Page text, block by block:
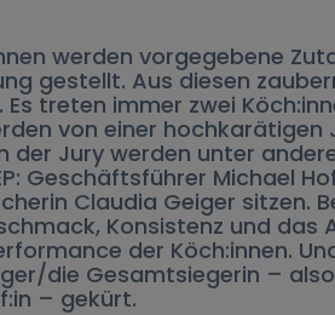
werden vorgegebene
gestellt. Aus diesen
Es treten immer zwei
von einer
der Jury werden unter
Geschäftsführer Michael
Claudia Geiger sitzen.
Konsistenz und das
der Köch:innen.
die Gesamtsiegerin –
– gekürt.